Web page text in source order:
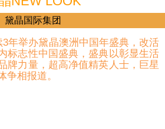
黛晶国际集团
3年举办黛晶澳洲中国年盛典，改活
标志性中国盛典，盛典以彰显生活
牌力量，超高净值精英人士，巨星
争相报道。